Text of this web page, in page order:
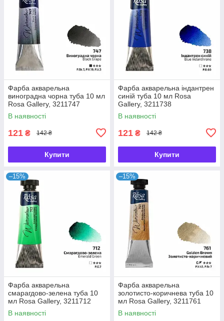
Фарба акварельна
виноградна чорна туба 10 мл
Rosa Gallery, 3211747
В наявності
121 ₴ 142 ₴
Купити
Фарба акварельна індантрен
синій туба 10 мл Rosa
Gallery, 3211738
В наявності
121 ₴ 142 ₴
Купити
–15%
Фарба акварельна
смарагдово-зелена туба 10
мл Rosa Gallery, 3211712
В наявності
–15%
Фарба акварельна
золотисто-коричнева туба 10
мл Rosa Gallery, 3211761
В наявності